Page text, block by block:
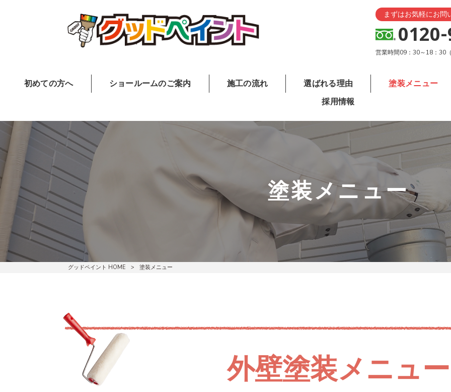
まずはお気軽にお問
営業時間09：30～18：30
初めての方へ ショールームのご案内 施工の流れ 選ばれる理由
塗装メニュー
採用情報
塗装メニュー
グッドペイント HOME > 塗装メニュー
外壁塗装メニュー